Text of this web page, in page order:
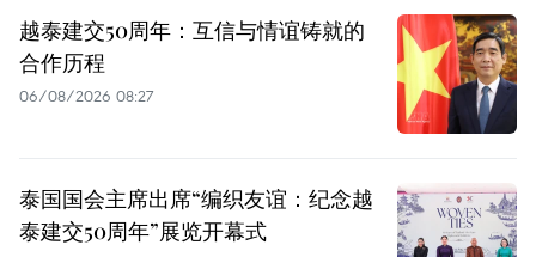
越泰建交50周年：互信与情谊铸就的
合作历程
06/08/2026 08:27
泰国国会主席出席“编织友谊：纪念越
泰建交50周年”展览开幕式